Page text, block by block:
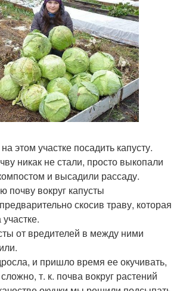
этом участке посадить капусту.
никак не стали, просто выкопали
и высадили рассаду.
почву вокруг капусты
скосив траву, которая
от вредителей в между ними
и пришло время ее окучивать,
т. к. почва вокруг растений